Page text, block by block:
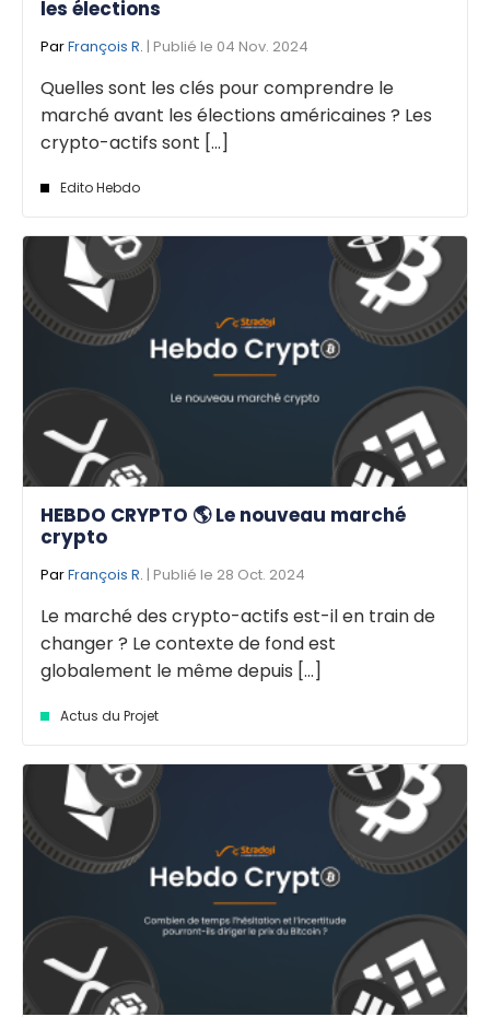
les élections
ParFrançois R. | Publié le 04 Nov. 2024
Quelles sont les clés pour comprendre le
marché avant les élections américaines ? Les
crypto-actifs sont [...]
Edito Hebdo
HEBDO CRYPTO 🌎 Le nouveau marché
crypto
ParFrançois R. | Publié le 28 Oct. 2024
Le marché des crypto-actifs est-il en train de
changer ? Le contexte de fond est
globalement le même depuis [...]
Actus du Projet